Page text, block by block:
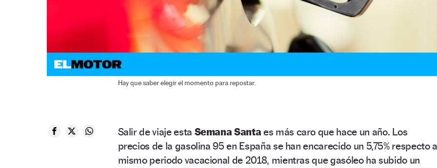
Hay que saber elegir el momento para repostar.
Salir de viaje esta Semana Santa es más caro que hace un año. Los
precios de la gasolina 95 en España se han encarecido un 5,75% respecto
mismo periodo vacacional de 2018, mientras que gasóleo ha subido un